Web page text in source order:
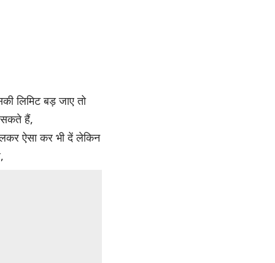
लिमिट बड़ जाए तो
हैं,
ऐसा कर भी दें लेकिन